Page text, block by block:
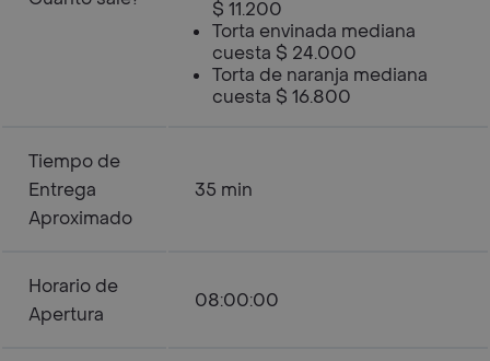
$ 11.200
Torta envinada mediana
cuesta $ 24.000
Torta de naranja mediana
cuesta $ 16.800
Tiempo de
Entrega
Aproximado
35 min
Horario de
Apertura
08:00:00